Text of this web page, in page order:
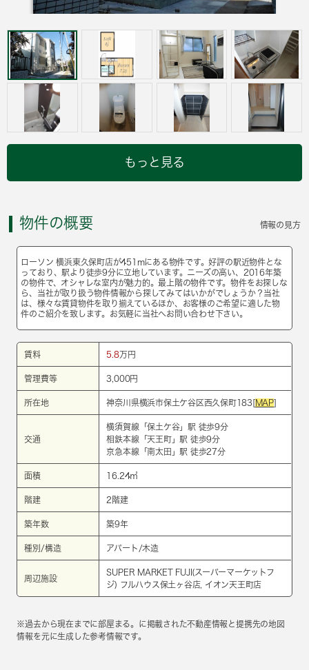
もっと見る
物件の概要 情報の見方
ローソン 横浜東久保町店が451mにある物件です。好評の駅近物件とな
っており、駅より徒歩9分に立地しています。ニーズの高い、2016年築
の物件で、オシャレな室内が魅力的。最上階の物件です。物件をお探しな
ら、当社が取り扱う物件情報から探してみてはいかがでしょうか？当社
は、様々な賃貸物件を取り揃えているほか、お客様のご希望に適した物
件のご紹介を致します。お気軽に当社へお問い合わせ下さい。
賃料 5.8万円
管理費等 3,000円
所在地 神奈川県横浜市保土ケ谷区西久保町183[ MAP]
交通
横須賀線 「保土ケ谷」駅 徒歩9分
相鉄本線 「 天王町」駅 徒歩9分
京急本線 「 南太田 」駅 徒歩27分
面積 16.24㎡
階建 2階建
築年数 築9年
種別/構造 アパート/木造
周辺施設
SUPER MARKET FUJI(スーパーマーケットフ
ジ) フルハウス保土ヶ谷店, イオン天王町店
※過去から現在までに部屋まる。に掲載された不動産情報と提携先の地図
情報を元に生成した参考情報です。